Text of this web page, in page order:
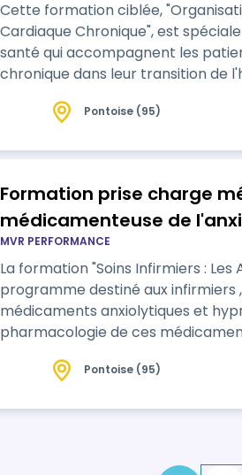
Cette formation ciblée,
Cardiaque Chronique", est
santé qui accompagnent les
chronique dans leur transition de l'hôpital au
sur la coordination des soins, la
Pontoise (95)
Formation prise charge
médicamenteuse de
MVR PERFORMANCE
La formation "Soins Infirmiers :
programme destiné aux infirmiers
médicaments anxiolytiques et hypnotiques. Cette
pharmacologie de ces
interactions médicamenteuses. Un focus particulier est mis sur les
Pontoise (95)